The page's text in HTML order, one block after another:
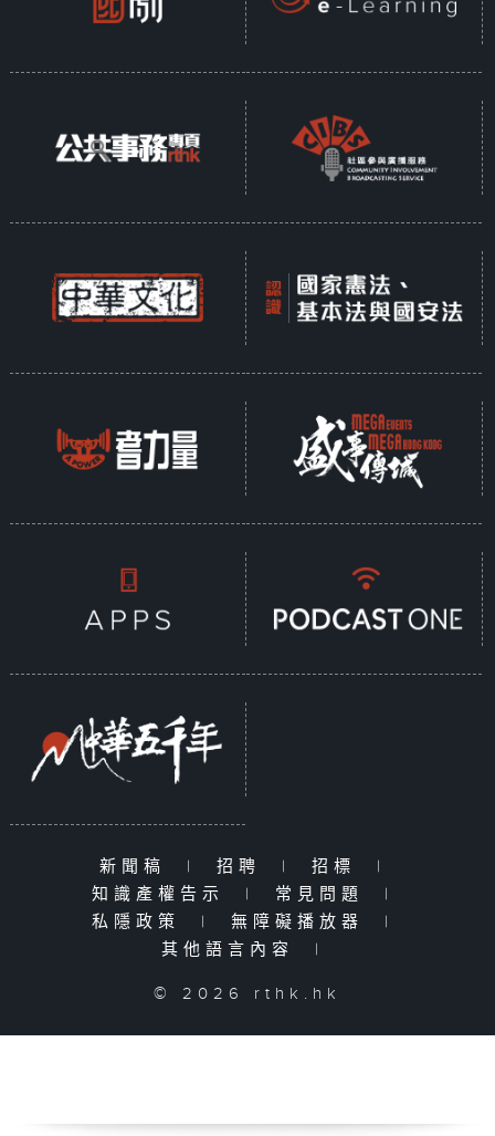
新聞稿 | 招聘 | 招標
|
知識產權告示
| 常見問題
|
私隱政策
| 無障礙播放器
|
其他語言內容
|
© 2026 rthk.hk